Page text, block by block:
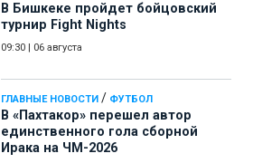
В Бишкеке пройдет бойцовский
турнир Fight Nights
09:30 06 августа
ГЛАВНЫЕ НОВОСТИ / ФУТБОЛ
В «Пахтакор» перешел автор
единственного гола сборной
Ирака на ЧМ-2026